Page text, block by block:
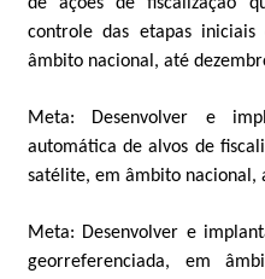
controle das etapas iniciais
âmbito nacional, até
Meta:
Desenvolver e
automática de alvos de
satélite, em âmbito nacional,
Meta: Desenvolver e
georreferenciada, em